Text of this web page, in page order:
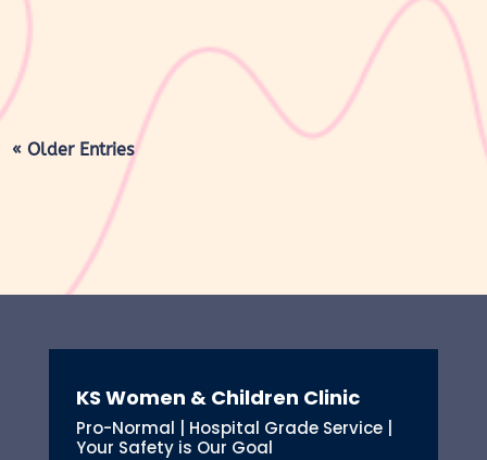
« Older Entries
KS Women & Children Clinic
Pro-Normal | Hospital Grade Service |
Your Safety is Our Goal